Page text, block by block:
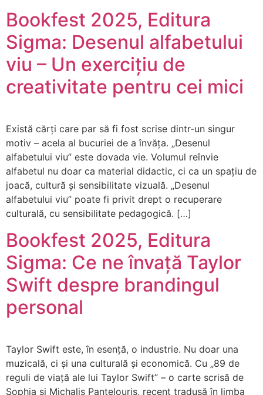
Bookfest 2025, Editura
Sigma: Desenul alfabetului
viu – Un exercițiu de
creativitate pentru cei mici
Există cărți care par să fi fost scrise dintr-un singur
motiv – acela al bucuriei de a învăța. „Desenul
alfabetului viu” este dovada vie. Volumul reînvie
alfabetul nu doar ca material didactic, ci ca un spațiu de
joacă, cultură și sensibilitate vizuală. „Desenul
alfabetului viu” poate fi privit drept o recuperare
culturală, cu sensibilitate pedagogică. […]
Bookfest 2025, Editura
Sigma: Ce ne învață Taylor
Swift despre brandingul
personal
Taylor Swift este, în esență, o industrie. Nu doar una
muzicală, ci și una culturală și economică. Cu „89 de
reguli de viață ale lui Taylor Swift” – o carte scrisă de
Sophia și Michalis Pantelouris, recent tradusă în limba